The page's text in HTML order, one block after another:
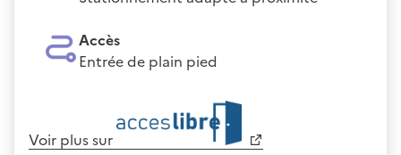
Accès
Entrée de plain pied
Voir plus sur